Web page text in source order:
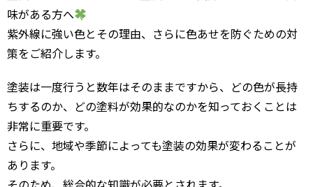
味がある方へ
紫外線に強い色とその理由、さらに色あせを防ぐための対
策をご紹介します。
塗装は一度行うと数年はそのままですから、どの色が長持
ちするのか、どの塗料が効果的なのかを知っておくことは
非常に重要です。
さらに、地域や季節によっても塗装の効果が変わることが
あります。